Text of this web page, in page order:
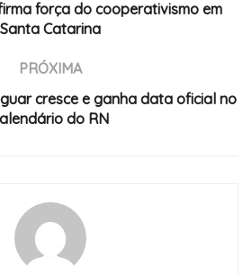
força do cooperativismo em
Santa Catarina
PRÓXIMA
cresce e ganha data oficial no
do RN